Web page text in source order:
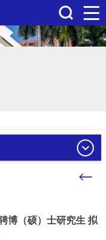
搜索
博（硕）士研究生 拟